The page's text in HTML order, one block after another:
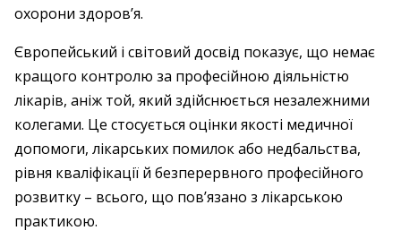
охорони здоров’я.
Європейський і світовий досвід показує, що немає
кращого контролю за професійною діяльністю
лікарів, аніж той, який здійснюється незалежними
колегами. Це стосується оцінки якості медичної
допомоги, лікарських помилок або недбальства,
рівня кваліфікації й безперервного професійного
розвитку – всього, що пов’язано з лікарською
практикою.